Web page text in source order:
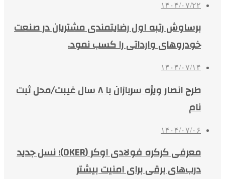
۱۴۰۴/۰۷/۲۲
برساوش رتبه اول رضایتمندی مشتریان در صنعت
خودروهای وارداتی را کسب نمود.
۱۴۰۴/۰۷/۱۴
طرح انصار ویژه سربازان با ۸ سال غیبت/محل ثبت
نام
۱۴۰۴/۰۷/۰۶
معرفی کرکره فولادی اوکر (OKER)؛ نسل جدید
درب‌های برقی برای امنیت بیشتر